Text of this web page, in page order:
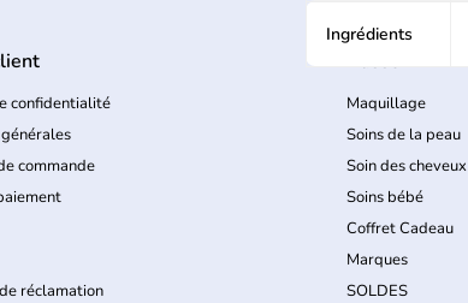
Ingrédients
confidentialité
commande
réclamation
Blisso
Maquillage
Soins de la peau
Soin des cheveux
Soins bébé
Coffret Cadeau
Marques
SOLDES